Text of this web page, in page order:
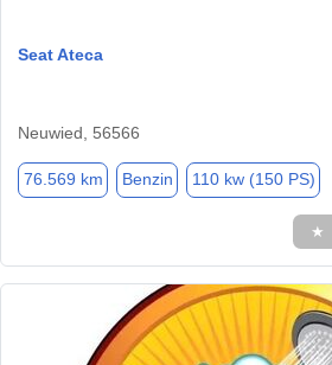
Seat Ateca
Neuwied, 56566
76.569 km Benzin 110 kw (150 PS)
★